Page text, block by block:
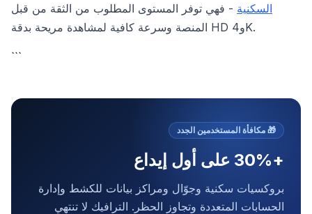
السكنية - فهي توفر المستوى المطلوب من الثقة من قبل
المنصة وسرعة كافية لمشاهدة مريحة بدقة HD و4K.
```
🎁 مكافأة المستخدمين الجدد
+30% على أول إيداع
بروكسيات سكنية وجوّال ومراكز بيانات للكشط وإدارة
الحسابات المتعددة وتجاوز الحظر. الترافيك لا تنتهي